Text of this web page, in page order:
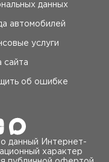
данных
автомобилей
услуги
сайта
об ошибке
данный Интернет-
характер